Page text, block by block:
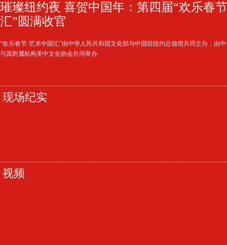
璀璨纽约夜 喜贺中国年：第四届“欢乐春
汇”圆满收官
“欢乐春节·艺术中国汇”由中华人民共和国文化部与中国驻纽约总领馆共同主办，由
与其附属机构美中文化协会共同举办
现场纪实
视频